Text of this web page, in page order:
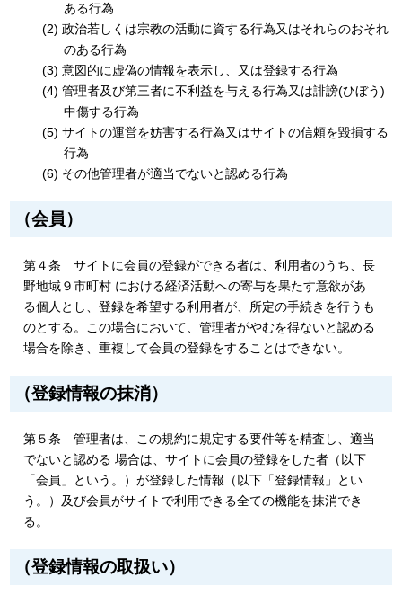
ある行為
(2) 政治若しくは宗教の活動に資する行為又はそれらのおそれ
のある行為
(3) 意図的に虚偽の情報を表示し、又は登録する行為
(4) 管理者及び第三者に不利益を与える行為又は誹謗(ひぼう)
中傷する行為
(5) サイトの運営を妨害する行為又はサイトの信頼を毀損する
行為
(6) その他管理者が適当でないと認める行為
（会員）
第４条 サイトに会員の登録ができる者は、利用者のうち、長
野地域９市町村 における経済活動への寄与を果たす意欲があ
る個人とし、登録を希望する利用者が、所定の手続きを行うも
のとする。この場合において、管理者がやむを得ないと認める
場合を除き、重複して会員の登録をすることはできない。
（登録情報の抹消）
第５条 管理者は、この規約に規定する要件等を精査し、適当
でないと認める 場合は、サイトに会員の登録をした者（以下
「会員」という。）が登録した情報（以下「登録情報」とい
う。）及び会員がサイトで利用できる全ての機能を抹消でき
る。
（登録情報の取扱い）